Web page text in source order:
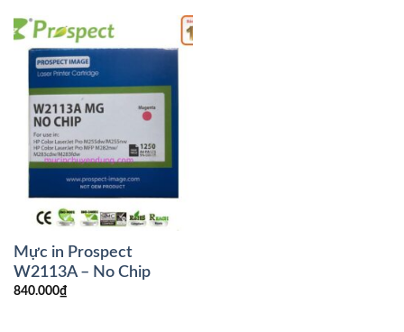
Mực in Prospect
W2113A – No Chip
840.000₫